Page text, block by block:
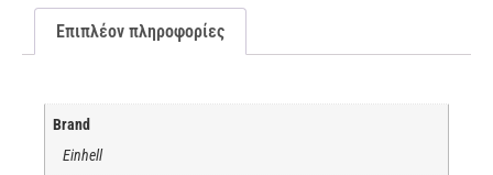
Επιπλέον πληροφορίες
Brand
Einhell